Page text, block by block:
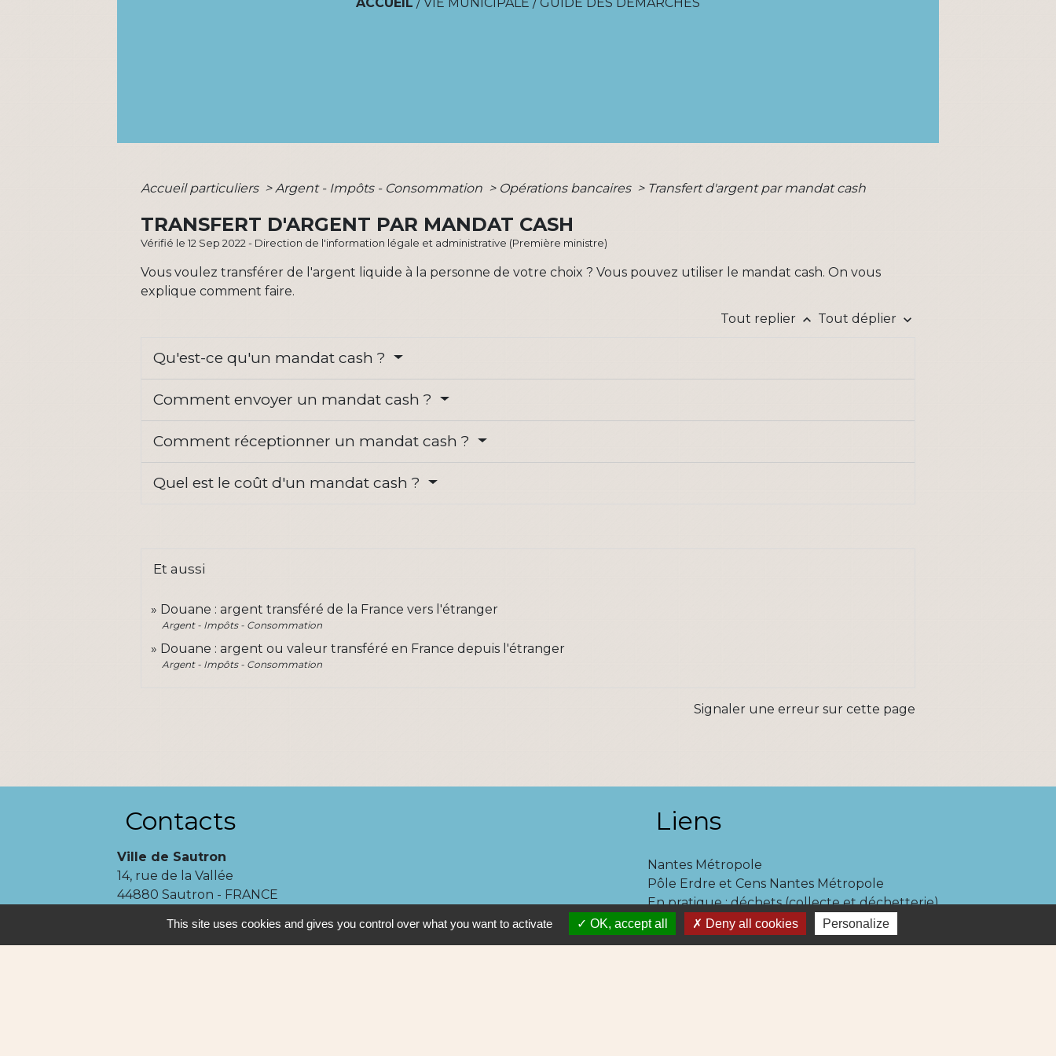
ACCUEIL / VIE MUNICIPALE / GUIDE DES DÉMARCHES
Accueil particuliers > Argent - Impôts - Consommation > Opérations bancaires > Transfert d'argent par mandat cash
TRANSFERT D'ARGENT PAR MANDAT CASH
Vérifié le 12 Sep 2022 - Direction de l'information légale et administrative (Première ministre)
Vous voulez transférer de l'argent liquide à la personne de votre choix ? Vous pouvez utiliser le mandat cash. On vous
explique comment faire.
Tout replier keyboard_arrow_up Tout déplier keyboard_arrow_down
Qu'est-ce qu'un mandat cash ?
Comment envoyer un mandat cash ?
Comment réceptionner un mandat cash ?
Quel est le coût d'un mandat cash ?
Et aussi
Douane : argent transféré de la France vers l'étranger
Argent - Impôts - Consommation
Douane : argent ou valeur transféré en France depuis l'étranger
Argent - Impôts - Consommation
Signaler une erreur sur cette page
Contacts
Ville de Sautron
14, rue de la Vallée
44880 Sautron - FRANCE
Liens
Nantes Métropole
Pôle Erdre et Cens Nantes Métropole
En pratique : déchets (collecte et déchetterie)
NAOLIB Ligne 69
Aleop Ligne Lila 320
This site uses cookies and gives you control over what you want to activate OK, accept all Deny all cookies Personalize